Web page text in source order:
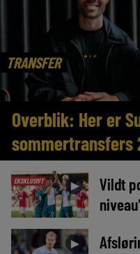
TRANSFER
Overblik: Her er
sommertransfers
EKSKLUSIVT ►
Vildt
►